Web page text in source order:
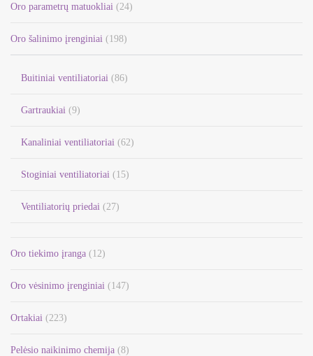
Oro parametrų matuokliai (24)
Oro šalinimo įrenginiai (198)
Buitiniai ventiliatoriai (86)
Gartraukiai (9)
Kanaliniai ventiliatoriai (62)
Stoginiai ventiliatoriai (15)
Ventiliatorių priedai (27)
Oro tiekimo įranga (12)
Oro vėsinimo įrenginiai (147)
Ortakiai (223)
Pelėsio naikinimo chemija (8)